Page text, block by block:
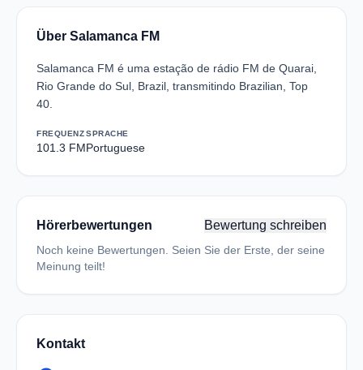
Über Salamanca FM
Salamanca FM é uma estação de rádio FM de Quarai,
Rio Grande do Sul, Brazil, transmitindo Brazilian, Top
40.
FREQUENZ
101.3 FM
SPRACHE
Portuguese
Hörerbewertungen Bewertung schreiben
Noch keine Bewertungen. Seien Sie der Erste, der seine
Meinung teilt!
Kontakt